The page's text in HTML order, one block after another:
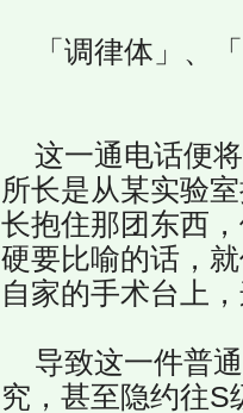
「调律体」、
这一通电话便将
所长是从某实验
长抱住那团东西
硬要比喻的话，
自家的手术台上
导致这一件普通
究，甚至隐约往S